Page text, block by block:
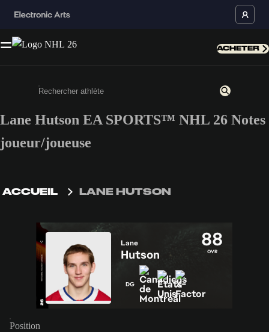
ACHETER
Saisissez au moins 3 caractères ou chiffres.
Lane Hutson EA SPORTS™ NHL 26 Notes
joueur/joueuse
ACCUEIL LANE HUTSON
88
OVR
Lane
Hutson
DG
Position